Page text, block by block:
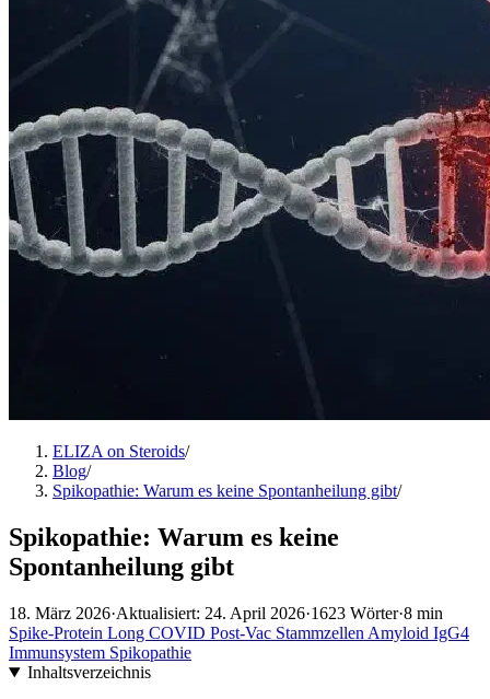
ELIZA on Steroids/
Blog/
Spikopathie: Warum es keine Spontanheilung gibt/
Spikopathie: Warum es keine
Spontanheilung gibt
18. März 2026·Aktualisiert: 24. April 2026·1623 Wörter·8 min
Spike-Protein Long COVID Post-Vac Stammzellen Amyloid IgG4
Immunsystem Spikopathie
Inhaltsverzeichnis